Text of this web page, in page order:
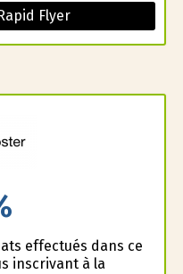
Flyer
effectués dans ce
inscrivant à la